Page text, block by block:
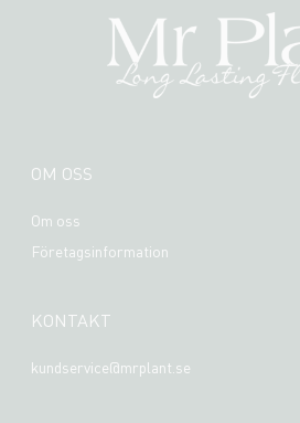
OM OSS
Om oss
Företagsinformation
KONTAKT
kundservice@mrplant.se